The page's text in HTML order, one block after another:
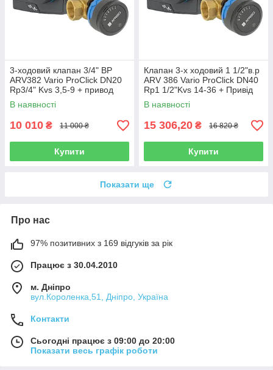
3-ходовий клапан 3/4" ВР
ARV382 Vario ProClick DN20
Rp3/4" Kvs 3,5-9 + привод
ARM 323 Afriso (Німеччина)
В наявності
10 010 ₴ 11 000 ₴
Купити
Клапан 3-х ходовий 1 1/2"в.р
ARV 386 Vario ProClick DN40
Rp1 1/2"Kvs 14-36 + Привід
ARM 343 ProClick 120 сек
Afriso (Німеччина)
В наявності
15 306,20 ₴ 16 820 ₴
Купити
Показати ще
Про нас
97% позитивних з 169 відгуків за рік
Працює з 30.04.2010
м. Дніпро
вул.Короленка,51, Дніпро, Україна
Контакти
Сьогодні працює з 09:00 до 20:00
Показати весь графік роботи